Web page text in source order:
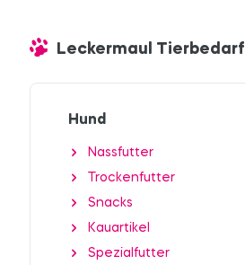
Leckermaul Tierbedarf
Hund
Nassfutter
Trockenfutter
Snacks
Kauartikel
Spezialfutter